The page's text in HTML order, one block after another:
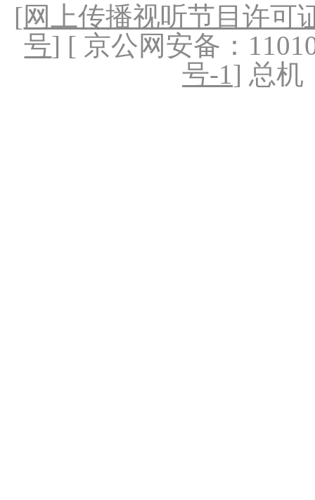
[网上传播视听节目许可
号] [ 京公网安备：
号-1] 总机